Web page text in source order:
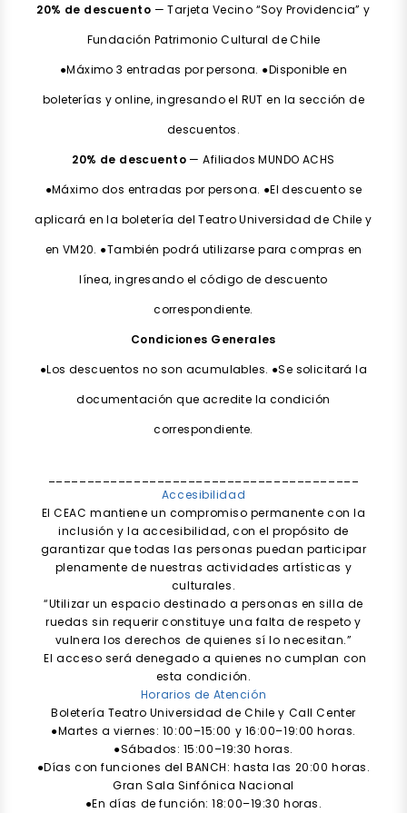
20% de descuento — Tarjeta Vecino “Soy Providencia” y
Fundación Patrimonio Cultural de Chile
●Máximo 3 entradas por persona. ●Disponible en
boleterías y online, ingresando el RUT en la sección de
descuentos.
20% de descuento— Afiliados MUNDO ACHS
●Máximo dos entradas por persona. ●El descuento se
aplicará en la boletería del Teatro Universidad de Chile y
en VM20. ●También podrá utilizarse para compras en
línea, ingresando el código de descuento
correspondiente.
Condiciones Generales
●Los descuentos no son acumulables. ●Se solicitará la
documentación que acredite la condición
correspondiente.
Accesibilidad
El CEAC mantiene un compromiso permanente con la
inclusión y la accesibilidad, con el propósito de
garantizar que todas las personas puedan participar
plenamente de nuestras actividades artísticas y
culturales.
“Utilizar un espacio destinado a personas en silla de
ruedas sin requerir constituye una falta de respeto y
vulnera los derechos de quienes sí lo necesitan.”
El acceso será denegado a quienes no cumplan con
esta condición.
Horarios de Atención
Boletería Teatro Universidad de Chile y Call Center
●Martes a viernes: 10:00–15:00 y 16:00–19:00 horas.
●Sábados: 15:00–19:30 horas.
●Días con funciones del BANCH: hasta las 20:00 horas.
Gran Sala Sinfónica Nacional
●En días de función: 18:00–19:30 horas.